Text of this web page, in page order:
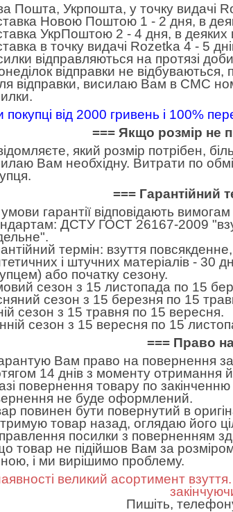
Пошта, Укрпошта, у точку видачі
Новою Поштою 1 - 2 дня, в
УкрПоштою 2 - 4 дня, в деяких
в точку видачі Rozetka 4 - 5
відправляються на протязі
відправки не відбуваються,
відправки, висилаю Вам в СМС
покупці від 2000 гривень і 100%
=== Якщо розмір не
який розмір потрібен,
Вам необхідну. Витрати по
=== Гарантійний
умови гарантії відповідають
ДСТУ ГОСТ 26167-2009
термін: взуття
і штучних матеріалів - 30
або початку сезону.
сезон з 15 листопада по 15
сезон з 15 березня по 15
сезон з 15 травня по 15 вересня.
сезон з 15 вересня по 15
=== Право
Вам право на повернення
14 днів з моменту отримання
повернення товару по
не буде оформлений.
повинен бути повернутий в
товар назад, оглядаю його
посилки з поверненням
товар не підійшов Вам за
і ми вирішимо проблему.
великий асортимент
Пишіть,